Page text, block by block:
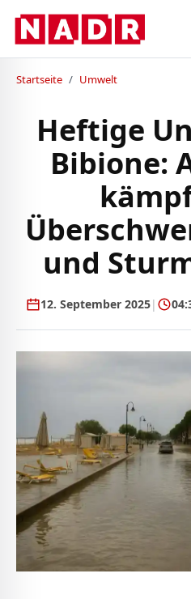
Startseite / Umwelt
Heftige
Bibione:
und
12. September 2025|